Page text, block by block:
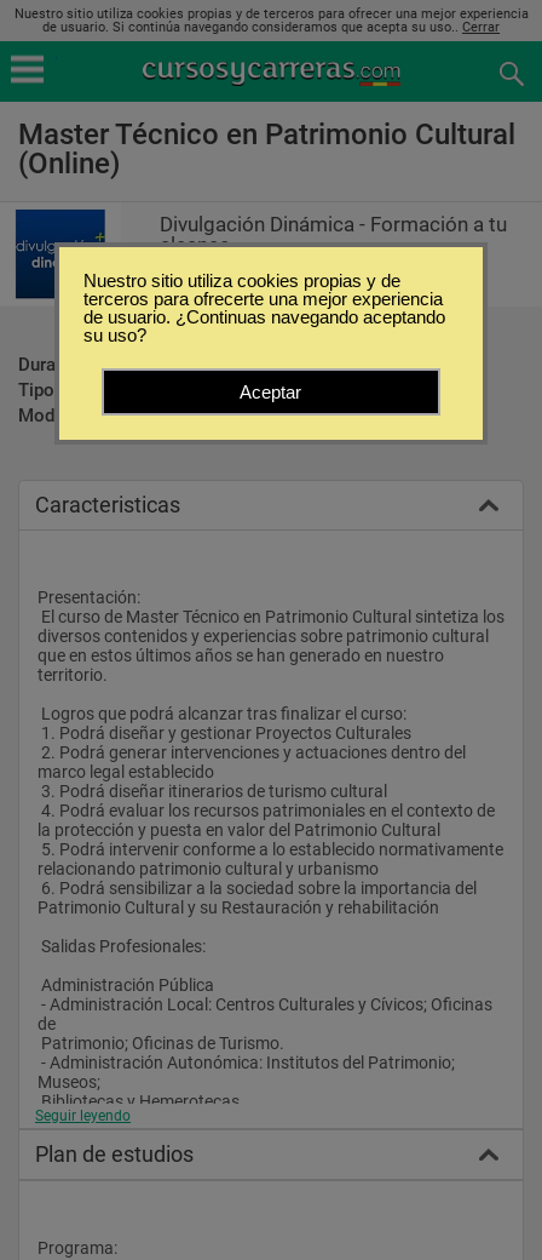
Nuestro sitio utiliza cookies propias y de terceros para ofrecer una mejor experiencia
de usuario. Si continúa navegando consideramos que acepta su uso.. Cerrar
Master Técnico en Patrimonio Cultural
(Online)
Divulgación Dinámica - Formación a tu
alcance
Duración:
300 Horas
Tipo:
Modalidad:
Online
Caracteristicas
Presentación:
diversos contenidos y experiencias sobre patrimonio cultural
que en estos últimos años se han generado en nuestro
territorio.
Logros que podrá alcanzar tras finalizar el curso:
1. Podrá diseñar y gestionar Proyectos Culturales
marco legal establecido
3. Podrá diseñar itinerarios de turismo cultural
la protección y puesta en valor del Patrimonio Cultural
relacionando patrimonio cultural y urbanismo
Patrimonio Cultural y su Restauración y rehabilitación
Salidas Profesionales:
Administración Pública
de
Patrimonio; Oficinas de Turismo.
Museos;
Bibliotecas y Hemerotecas.
- Empresas Arqueológicas.
Seguir leyendo
Plan de estudios
Programa:
Nuestro sitio utiliza cookies propias y de
terceros para ofrecerte una mejor experiencia
de usuario. ¿Continuas navegando aceptando
su uso?
Aceptar